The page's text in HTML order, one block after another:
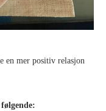
en mer positiv relasjon